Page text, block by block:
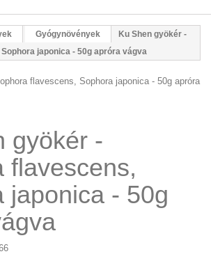
Gyógynövények
Ku Shen gyökér -
japonica - 50g apróra vágva
gyökér -
flavescens,
japonica - 50g